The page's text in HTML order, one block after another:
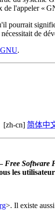
l'appeler «
pourrait
de
.
[zh-cn] 简体中
Free Software
les
>. Il existe aussi